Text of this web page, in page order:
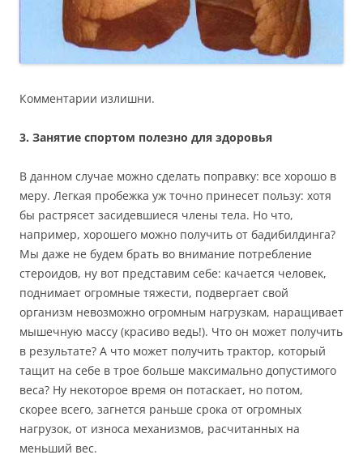
Комментарии излишни.
3. Занятие спортом полезно для здоровья
В данном случае можно сделать поправку: все хорошо в
меру. Легкая пробежка уж точно принесет пользу: хотя
бы растрясет засидевшиеся члены тела. Но что,
например, хорошего можно получить от бадибилдинга?
Мы даже не будем брать во внимание потребление
стероидов, ну вот представим себе: качается человек,
поднимает огромные тяжести, подвергает свой
организм невозможно огромным нагрузкам, наращивает
мышечную массу (красиво ведь!). Что он может получить
в результате? А что может получить трактор, который
тащит на себе в трое больше максимально допустимого
веса? Ну некоторое время он потаскает, но потом,
скорее всего, загнется раньше срока от огромных
нагрузок, от износа механизмов, расчитанных на
меньший вес.